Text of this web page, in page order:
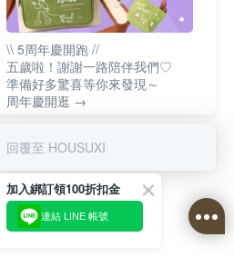
\\ 5周年慶開跑 //
五歲啦！謝謝一路陪伴我們♡
準備好多驚喜等你來發現～
周年慶開逛 →
回覆至 HOUSUXI
加入綁訂領100折扣金
連結 LINE 帳號